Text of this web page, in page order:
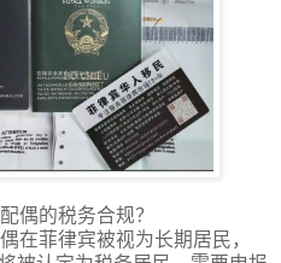
偶的税务合规？
在菲律宾被视为长期居民，